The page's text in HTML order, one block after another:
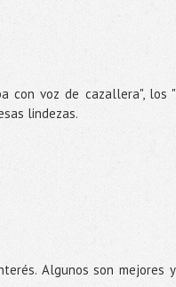
con voz de cazallera", los "
lindezas.
Algunos son mejores y